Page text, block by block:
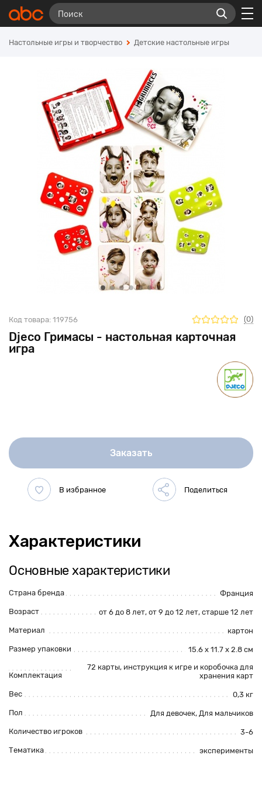
Настольные игры и творчество Детские настольные игры
Djeco Гримасы - настольная карточная
игра
Код товара: 119756 (0)
Заказать
Характеристики
Основные характеристики
Страна бренда Франция
Возраст от 6 до 8 лет, от 9 до 12 лет, старше 12 лет
Материал картон
Размер упаковки 15.6 х 11.7 х 2.8 см
Комплектация
72 карты, инструкция к игре и коробочка для
хранения карт
Вес 0,3 кг
Пол Для девочек, Для мальчиков
Количество игроков 3-6
Тематика эксперименты